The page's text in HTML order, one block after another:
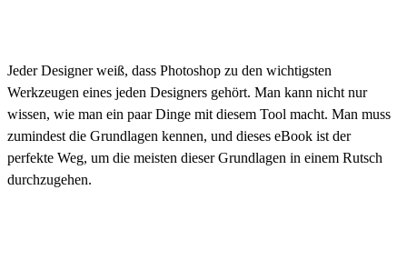
Jeder Designer weiß, dass Photoshop zu den wichtigsten
Werkzeugen eines jeden Designers gehört. Man kann nicht nur
wissen, wie man ein paar Dinge mit diesem Tool macht. Man muss
zumindest die Grundlagen kennen, und dieses eBook ist der
perfekte Weg, um die meisten dieser Grundlagen in einem Rutsch
durchzugehen.